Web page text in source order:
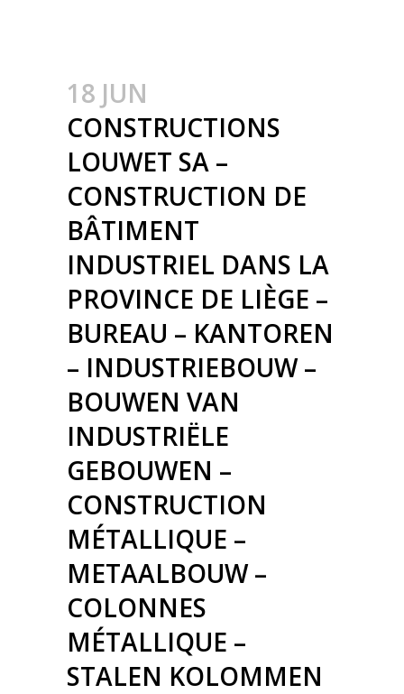
18 JUN
CONSTRUCTIONS
LOUWET SA –
CONSTRUCTION DE
BÂTIMENT
INDUSTRIEL DANS LA
PROVINCE DE LIÈGE –
BUREAU – KANTOREN
– INDUSTRIEBOUW –
BOUWEN VAN
INDUSTRIËLE
GEBOUWEN –
CONSTRUCTION
MÉTALLIQUE –
METAALBOUW –
COLONNES
MÉTALLIQUE –
STALEN KOLOMMEN